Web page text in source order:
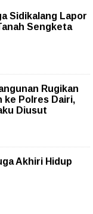
Sidikalang Lapor
Sengketa
Rugikan
ke Polres Dairi,
Diusut
Akhiri Hidup